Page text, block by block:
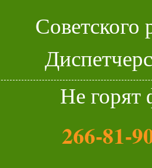
Советского
Не горят
266-81-